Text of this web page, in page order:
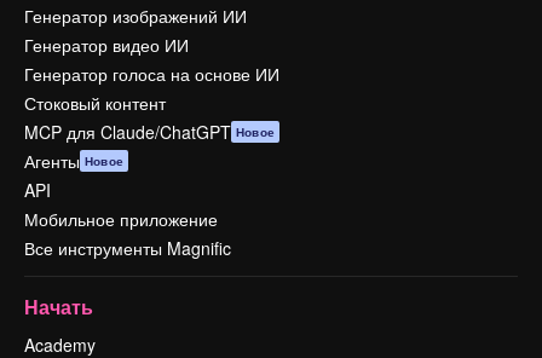
Генератор изображений ИИ
Генератор видео ИИ
Генератор голоса на основе ИИ
Стоковый контент
MCP для Claude/ChatGPT Новое
Агенты Новое
API
Мобильное приложение
Все инструменты Magnific
Начать
Academy